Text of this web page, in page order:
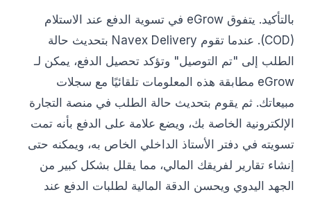
بالتأكيد. يتفوق eGrow في تسوية الدفع عند الاستلام
(COD). عندما تقوم Navex Delivery بتحديث حالة
الطلب إلى "تم التوصيل" وتؤكد تحصيل الدفع، يمكن لـ
eGrow مطابقة هذه المعلومات تلقائيًا مع سجلات
مبيعاتك. ثم يقوم بتحديث حالة الطلب في منصة التجارة
الإلكترونية الخاصة بك، ويضع علامة على الدفع بأنه تمت
تسويته في دفتر الأستاذ الداخلي الخاص به، ويمكنه حتى
إنشاء تقارير لفريقك المالي، مما يقلل بشكل كبير من
الجهد اليدوي ويحسن الدقة المالية لطلبات الدفع عند